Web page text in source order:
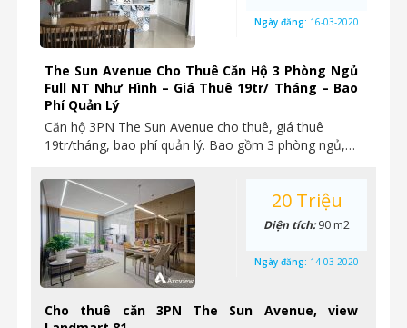
The Sun Avenue Cho Thuê Căn Hộ 3 Phòng Ngủ
Full NT Như Hình – Giá Thuê 19tr/ Tháng – Bao
Phí Quản Lý
Căn hộ 3PN The Sun Avenue cho thuê, giá thuê
19tr/tháng, bao phí quản lý. Bao gồm 3 phòng ngủ,…
Ngày đăng: 16-03-2020
Cho thuê căn 3PN The Sun Avenue, view
20 Triệu
Diện tích:90 m2
Ngày đăng: 14-03-2020